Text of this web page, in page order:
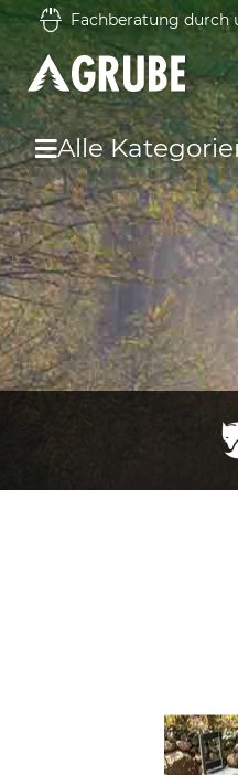
Fachberatung durch
Alle